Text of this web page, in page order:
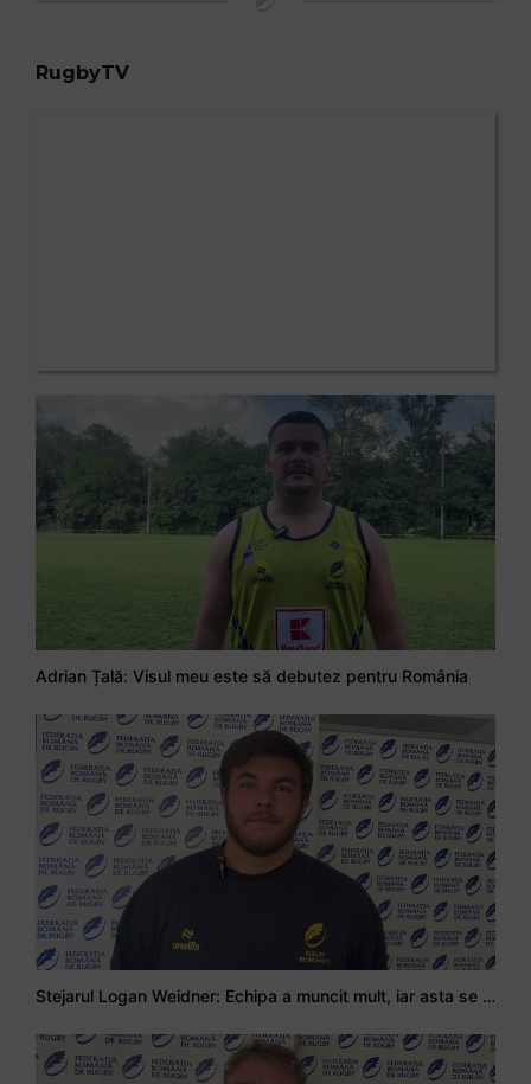
RugbyTV
Adrian Țală: Visul meu este să debutez pentru România
Stejarul Logan Weidner: Echipa a muncit mult, iar asta se va vedea în meciurile de la Nations Cup